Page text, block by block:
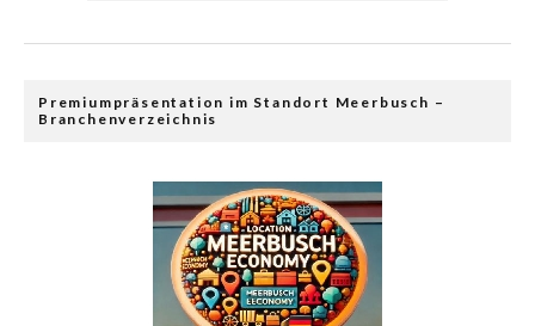
Premiumpräsentation im Standort Meerbusch –
Branchenverzeichnis